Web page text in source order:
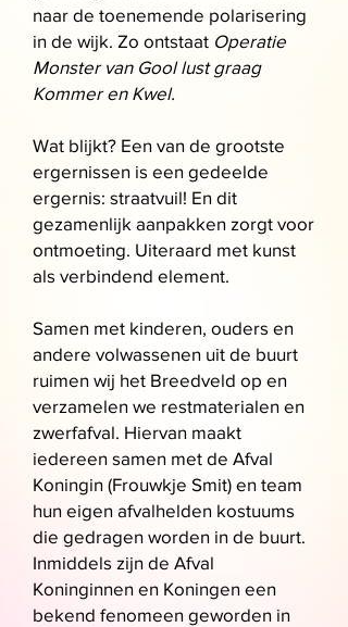
naar de toenemende polarisering
in de wijk. Zo ontstaat Operatie
Monster van Gool lust graag
Kommer en Kwel.
Wat blijkt? Een van de grootste
ergernissen is een gedeelde
ergernis: straatvuil! En dit
gezamenlijk aanpakken zorgt voor
ontmoeting. Uiteraard met kunst
als verbindend element.
Samen met kinderen, ouders en
andere volwassenen uit de buurt
ruimen wij het Breedveld op en
verzamelen we restmaterialen en
zwerfafval. Hiervan maakt
iedereen samen met de Afval
Koningin (Frouwkje Smit) en team
hun eigen afvalhelden kostuums
die gedragen worden in de buurt.
Inmiddels zijn de Afval
Koninginnen en Koningen een
bekend fenomeen geworden in